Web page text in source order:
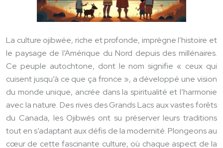
La culture ojibwée, riche et profonde, imprègne l’histoire et
le paysage de l’Amérique du Nord depuis des millénaires.
Ce peuple autochtone, dont le nom signifie « ceux qui
cuisent jusqu’à ce que ça fronce », a développé une vision
du monde unique, ancrée dans la spiritualité et l’harmonie
avec la nature. Des rives des Grands Lacs aux vastes forêts
du Canada, les Ojibwés ont su préserver leurs traditions
tout en s’adaptant aux défis de la modernité. Plongeons au
cœur de cette fascinante culture, où chaque aspect de la